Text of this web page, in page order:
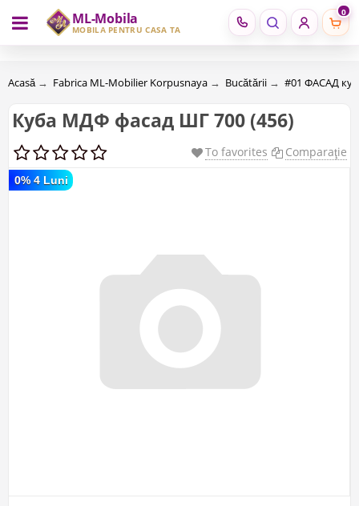
ML-Mobila
MOBILĂ PENTRU CASA TA
0
RU RO
Acasă → Fabrica ML-Mobilier Korpusnaya → Bucătării → #01 ФАСАД
Куба МДФ фасад ШГ 700 (456)
To favorites Comparaţie
0% 4 Luni